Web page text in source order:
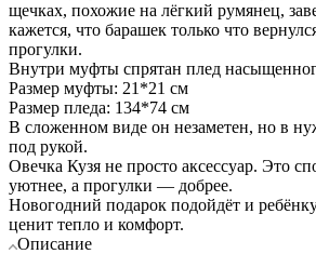
щечках, похожие на лёгкий румянец,
кажется, что барашек только что
прогулки.
Внутри муфты спрятан плед
Размер муфты: 21*21 см
Размер пледа: 134*74 см
В сложенном виде он незаметен, но в
под рукой.
Овечка Кузя не просто аксессуар. Это
уютнее, а прогулки — добрее.
Новогодний подарок подойдёт и
ценит тепло и комфорт.
Описание